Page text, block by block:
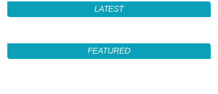
LATEST
FEATURED